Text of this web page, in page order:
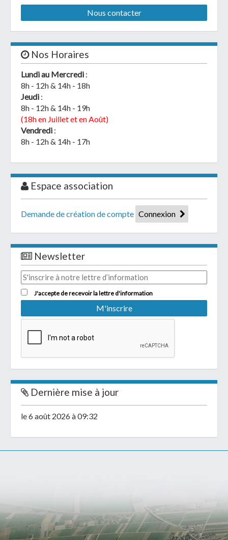
Nous contacter
Nos Horaires
Lundi au Mercredi :
8h - 12h & 14h - 18h
Jeudi :
8h - 12h & 14h - 19h
(18h en Juillet et en Août)
Vendredi :
8h - 12h & 14h - 17h
Espace association
Demande de création de compte Connexion
Newsletter
J'accepte de recevoir la lettre d'information
Dernière mise à jour
le 6 août 2026 à 09:32